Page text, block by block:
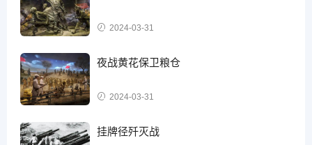
2024-03-31
夜战黄花保卫粮仓
2024-03-31
挂牌径歼灭战